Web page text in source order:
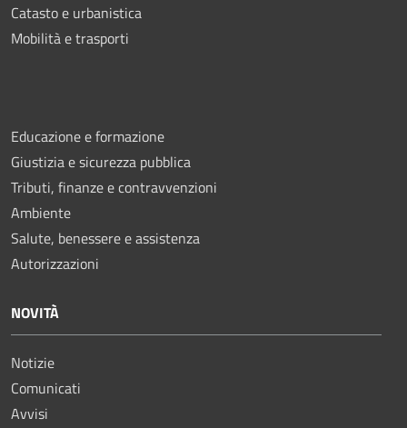
Catasto e urbanistica
Mobilità e trasporti
Educazione e formazione
Giustizia e sicurezza pubblica
Tributi, finanze e contravvenzioni
Ambiente
Salute, benessere e assistenza
Autorizzazioni
NOVITÀ
Notizie
Comunicati
Avvisi